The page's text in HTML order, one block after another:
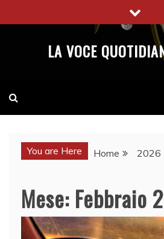
to
LA VOCE
You are Here Home 2026
Mese: Febbraio